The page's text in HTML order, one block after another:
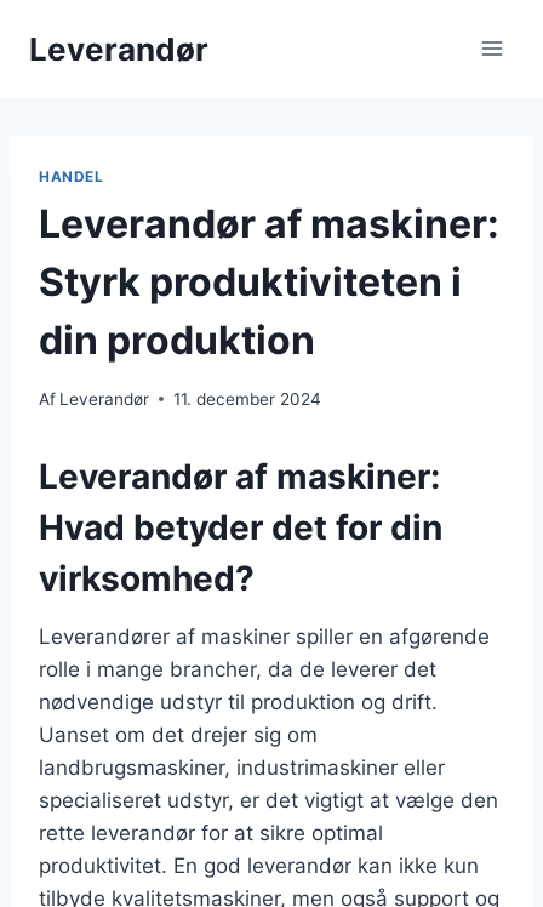
Leverandør
HANDEL
Leverandør af maskiner:
Styrk produktiviteten i
din produktion
Af Leverandør 11. december 2024
Leverandør af maskiner:
Hvad betyder det for din
virksomhed?
Leverandører af maskiner spiller en afgørende
rolle i mange brancher, da de leverer det
nødvendige udstyr til produktion og drift.
Uanset om det drejer sig om
landbrugsmaskiner, industrimaskiner eller
specialiseret udstyr, er det vigtigt at vælge den
rette leverandør for at sikre optimal
produktivitet. En god leverandør kan ikke kun
tilbyde kvalitetsmaskiner, men også support og